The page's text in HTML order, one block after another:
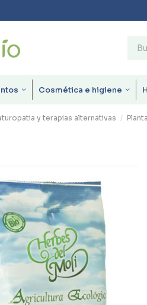
Cosmética e higiene
y terapias alternativas